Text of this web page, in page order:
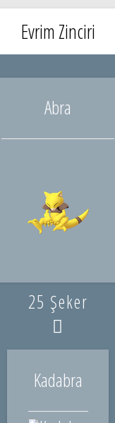
Evrim Zinciri
Abra
25 Şeker
Kadabra